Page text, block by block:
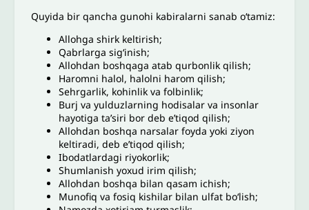
Quyida bir qancha gunohi kabiralarni sanab oʻtamiz:
Allohga shirk keltirish;
Qabrlarga sig‘inish;
Allohdan boshqaga atab qurbonlik qilish;
Haromni halol, halolni harom qilish;
Sehrgarlik, kohinlik va folbinlik;
Burj va yulduzlarning hodisalar va insonlar
hayotiga ta’siri bor deb e’tiqod qilish;
Allohdan boshqa narsalar foyda yoki ziyon
keltiradi, deb e’tiqod qilish;
Ibodatlardagi riyokorlik;
Shumlanish yoxud irim qilish;
Allohdan boshqa bilan qasam ichish;
Munofiq va fosiq kishilar bilan ulfat bo‘lish;